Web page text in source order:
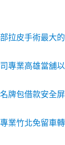
拉皮手術最大
專業高雄當舖
牌包借款安全
業竹北免留車